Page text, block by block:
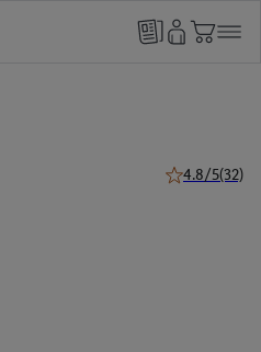
4.8/5(32)